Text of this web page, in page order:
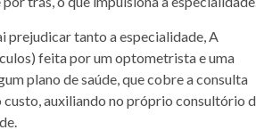
prejudicar tanto a especialidade, A
feita por um optometrista e uma
plano de saúde, que cobre a consulta
auxiliando no próprio consultório